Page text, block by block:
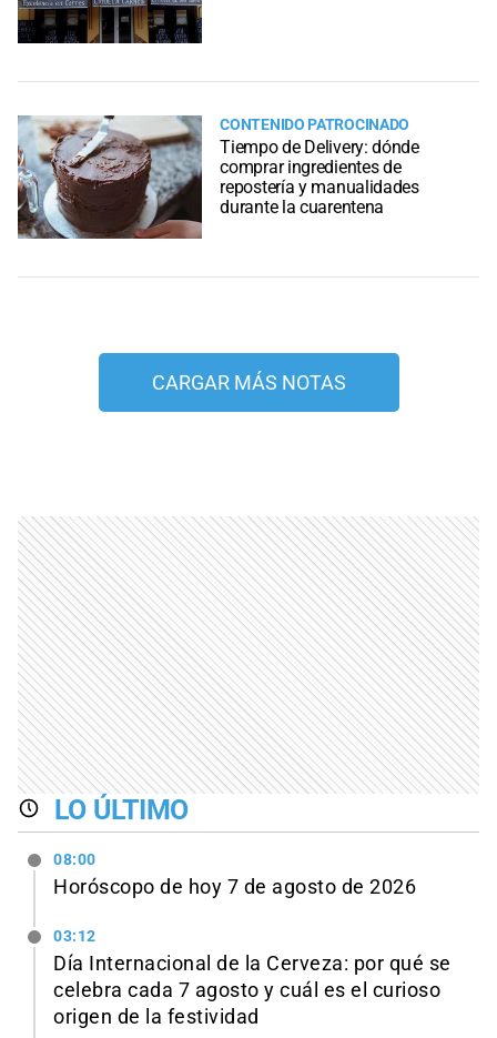
CONTENIDO PATROCINADO
Tiempo de Delivery: dónde
comprar ingredientes de
repostería y manualidades
durante la cuarentena
CARGAR MÁS NOTAS
LO ÚLTIMO
08:00
Horóscopo de hoy 7 de agosto de 2026
03:12
Día Internacional de la Cerveza: por qué se
celebra cada 7 agosto y cuál es el curioso
origen de la festividad